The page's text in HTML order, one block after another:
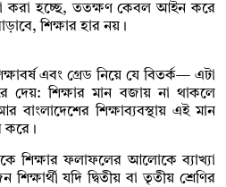
করা হচ্ছে, ততক্ষণ কেবল আইন করে
শিক্ষার হার নয়।
এবং গ্রেড নিয়ে যে বিতর্ক— এটা
শিক্ষার মান বজায় না থাকলে
শিক্ষাব্যবস্থায় এই মান
করে।
শিক্ষার ফলাফলের আলোকে ব্যাখ্যা
যদি দ্বিতীয় বা তৃতীয় শ্রেণির